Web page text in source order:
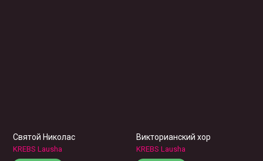
Святой Николас
KREBS Lausha
Викторианский хор
KREBS Lausha